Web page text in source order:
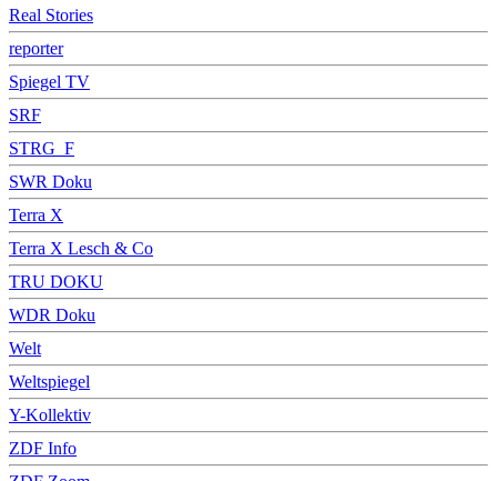
Real Stories
reporter
Spiegel TV
SRF
STRG_F
SWR Doku
Terra X
Terra X Lesch & Co
TRU DOKU
WDR Doku
Welt
Weltspiegel
Y-Kollektiv
ZDF Info